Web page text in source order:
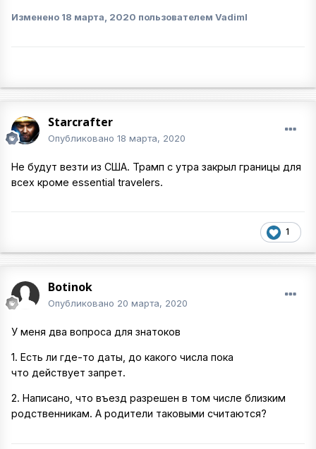
Изменено 18 марта, 2020 пользователем VadimI
Starcrafter
Опубликовано 18 марта, 2020
Не будут везти из США. Трамп c утра закрыл границы для
всех кроме essential travelers.
1
Botinok
Опубликовано 20 марта, 2020
У меня два вопроса для знатоков
1. Есть ли где-то даты, до какого числа пока
что действует запрет.
2. Написано, что въезд разрешен в том числе близким
родственникам. А родители таковыми считаются?